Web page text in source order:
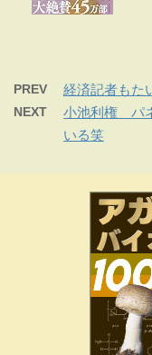
PREV 経済記者もた
NEXT
小池利権 パ
いる笑